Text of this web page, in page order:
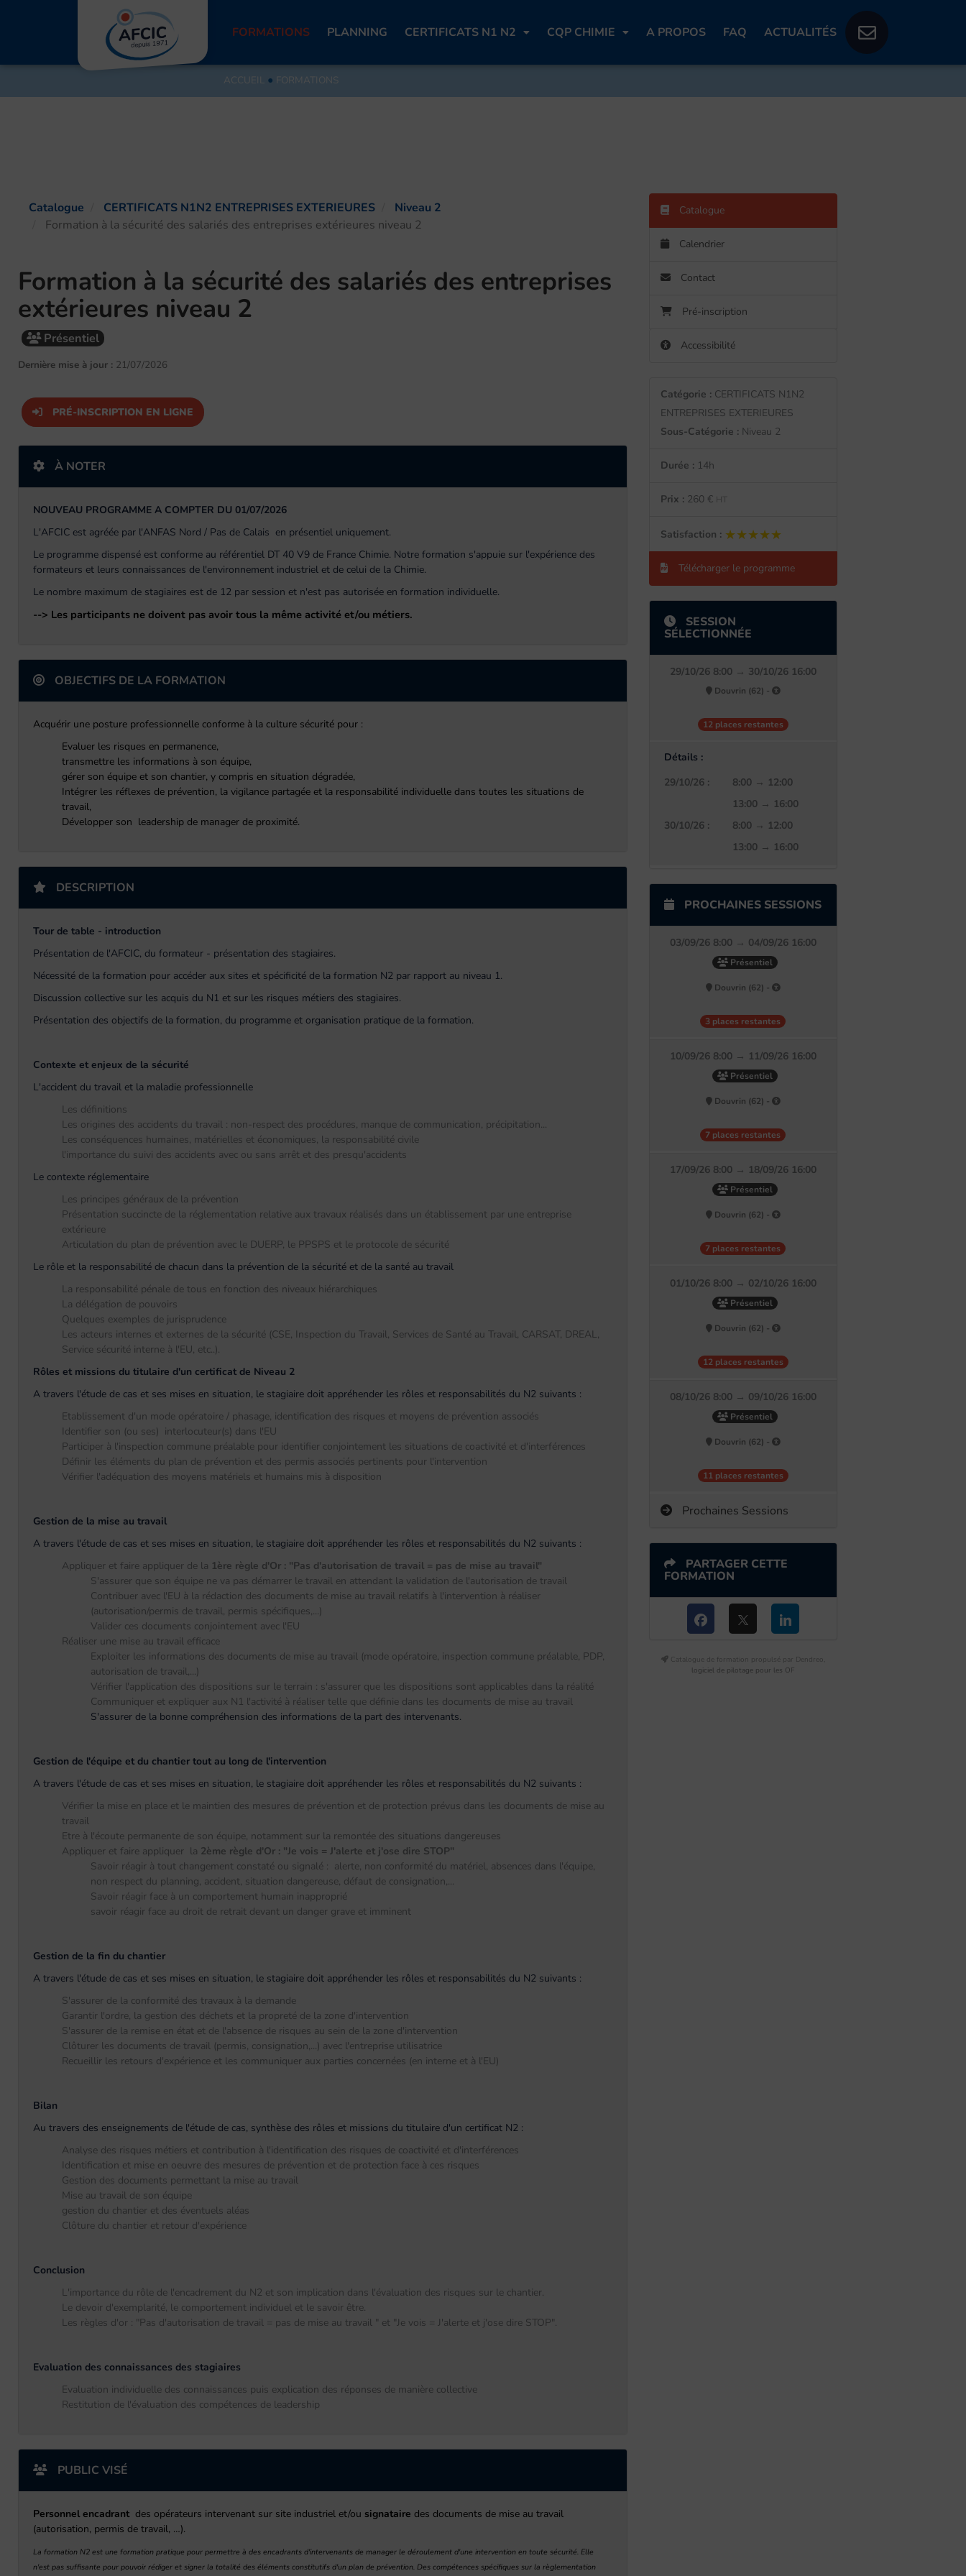
FORMATIONS PLANNING CERTIFICATS N1 N2 CQP CHIMIE A PROPOS FAQ ACTUALITÉS
ACCUEIL● FORMATIONS
Catalogue CERTIFICATS N1N2 ENTREPRISES EXTERIEURES
Niveau 2
Formation à la sécurité des salariés des entreprises extérieures niveau 2
Formation à la sécurité des salariés des entreprises
extérieures niveau 2
Présentiel
Dernière mise à jour : 21/07/2026
PRÉ-INSCRIPTION EN LIGNE
À NOTER
NOUVEAU PROGRAMME A COMPTER DU 01/07/2026
L'AFCIC est agréée par l'ANFAS Nord / Pas de Calais en présentiel uniquement.
Le programme dispensé est conforme au référentiel DT 40 V9 de France Chimie. Notre formation s'appuie sur l'expérience des
formateurs et leurs connaissances de l'environnement industriel et de celui de la Chimie.
Le nombre maximum de stagiaires est de 12 par session et n'est pas autorisée en formation individuelle.
--> Les participants ne doivent pas avoir tous la même activité et/ou métiers.
OBJECTIFS DE LA FORMATION
Acquérir une posture professionnelle conforme à la culture sécurité pour :
Evaluer les risques en permanence,
transmettre les informations à son équipe,
gérer son équipe et son chantier, y compris en situation dégradée,
Intégrer les réflexes de prévention, la vigilance partagée et la responsabilité individuelle dans toutes les situations de
travail,
Développer son leadership de manager de proximité.
DESCRIPTION
Tour de table - introduction
Présentation de l'AFCIC, du formateur - présentation des stagiaires.
Nécessité de la formation pour accéder aux sites et spécificité de la formation N2 par rapport au niveau 1.
Discussion collective sur les acquis du N1 et sur les risques métiers des stagiaires.
Présentation des objectifs de la formation, du programme et organisation pratique de la formation.
Contexte et enjeux de la sécurité
L'accident du travail et la maladie professionnelle
Les définitions
Les origines des accidents du travail : non-respect des procédures, manque de communication, précipitation...
Les conséquences humaines, matérielles et économiques, la responsabilité civile
l'importance du suivi des accidents avec ou sans arrêt et des presqu'accidents
Le contexte réglementaire
Les principes généraux de la prévention
Présentation succincte de la réglementation relative aux travaux réalisés dans un établissement par une entreprise
extérieure
Articulation du plan de prévention avec le DUERP, le PPSPS et le protocole de sécurité
Le rôle et la responsabilité de chacun dans la prévention de la sécurité et de la santé au travail
La responsabilité pénale de tous en fonction des niveaux hiérarchiques
La délégation de pouvoirs
Quelques exemples de jurisprudence
Les acteurs internes et externes de la sécurité (CSE, Inspection du Travail, Services de Santé au Travail, CARSAT, DREAL,
Service sécurité interne à l'EU, etc..).
Rôles et missions du titulaire d'un certificat de Niveau 2
A travers l'étude de cas et ses mises en situation, le stagiaire doit appréhender les rôles et responsabilités du N2 suivants :
Etablissement d'un mode opératoire / phasage, identification des risques et moyens de prévention associés
Identifier son (ou ses) interlocuteur(s) dans l'EU
Participer à l'inspection commune préalable pour identifier conjointement les situations de coactivité et d'interférences
Définir les éléments du plan de prévention et des permis associés pertinents pour l'intervention
Vérifier l'adéquation des moyens matériels et humains mis à disposition
Gestion de la mise au travail
A travers l'étude de cas et ses mises en situation, le stagiaire doit appréhender les rôles et responsabilités du N2 suivants :
Appliquer et faire appliquer de la 1ère règle d'Or : "Pas d'autorisation de travail = pas de mise au travail"
S'assurer que son équipe ne va pas démarrer le travail en attendant la validation de l'autorisation de travail
Contribuer avec l'EU à la rédaction des documents de mise au travail relatifs à l'intervention à réaliser
(autorisation/permis de travail, permis spécifiques,...)
Valider ces documents conjointement avec l'EU
Réaliser une mise au travail efficace
Exploiter les informations des documents de mise au travail (mode opératoire, inspection commune préalable, PDP,
autorisation de travail,...)
Vérifier l'application des dispositions sur le terrain : s'assurer que les dispositions sont applicables dans la réalité
Communiquer et expliquer aux N1 l'activité à réaliser telle que définie dans les documents de mise au travail
S'assurer de la bonne compréhension des informations de la part des intervenants.
Gestion de l'équipe et du chantier tout au long de l'intervention
A travers l'étude de cas et ses mises en situation, le stagiaire doit appréhender les rôles et responsabilités du N2 suivants :
Vérifier la mise en place et le maintien des mesures de prévention et de protection prévus dans les documents de mise au
travail
Etre à l'écoute permanente de son équipe, notamment sur la remontée des situations dangereuses
Appliquer et faire appliquer la 2ème règle d'Or : "Je vois = J'alerte et j'ose dire STOP"
Savoir réagir à tout changement constaté ou signalé : alerte, non conformité du matériel, absences dans l'équipe,
non respect du planning, accident, situation dangereuse, défaut de consignation,...
Savoir réagir face à un comportement humain inapproprié
savoir réagir face au droit de retrait devant un danger grave et imminent
Gestion de la fin du chantier
A travers l'étude de cas et ses mises en situation, le stagiaire doit appréhender les rôles et responsabilités du N2 suivants :
S'assurer de la conformité des travaux à la demande
Garantir l'ordre, la gestion des déchets et la propreté de la zone d'intervention
S'assurer de la remise en état et de l'absence de risques au sein de la zone d'intervention
Clôturer les documents de travail (permis, consignation,...) avec l'entreprise utilisatrice
Recueillir les retours d'expérience et les communiquer aux parties concernées (en interne et à l'EU)
Bilan
Au travers des enseignements de l'étude de cas, synthèse des rôles et missions du titulaire d'un certificat N2 :
Analyse des risques métiers et contribution à l'identification des risques de coactivité et d'interférences
Identification et mise en oeuvre des mesures de prévention et de protection face à ces risques
Gestion des documents permettant la mise au travail
Mise au travail de son équipe
gestion du chantier et des éventuels aléas
Clôture du chantier et retour d'expérience
Conclusion
L'importance du rôle de l'encadrement du N2 et son implication dans l'évaluation des risques sur le chantier.
Le devoir d'exemplarité, le comportement individuel et le savoir être.
Les règles d'or : "Pas d'autorisation de travail = pas de mise au travail " et "Je vois = J'alerte et j'ose dire STOP".
Evaluation des connaissances des stagiaires
Evaluation individuelle des connaissances puis explication des réponses de manière collective
Restitution de l'évaluation des compétences de leadership
PUBLIC VISÉ
Personnel encadrant des opérateurs intervenant sur site industriel et/ou signataire des documents de mise au travail
(autorisation, permis de travail, …).
La formation N2 est une formation pratique pour permettre à des encadrants d'intervenants de manager le déroulement d'une intervention en toute sécurité. Elle
n'est pas suffisante pour pouvoir rédiger et signer la totalité des éléments constitutifs d'un plan de prévention. Des compétences spécifiques sur la règlementation
Catalogue
Calendrier
Contact
Pré-inscription
Accessibilité
Catégorie : CERTIFICATS N1N2
ENTREPRISES EXTERIEURES
Sous-Catégorie : Niveau 2
Durée :14h
Prix : 260 € HT
Satisfaction : ★★★★★
★★★★★
Télécharger le programme
SESSION
SÉLECTIONNÉE
29/10/26 8:00 → 30/10/26 16:00
Douvrin (62) -
12 places restantes
Détails :
29/10/26 :
8:00 → 12:00
13:00 → 16:00
30/10/26 :
8:00 → 12:00
13:00 → 16:00
PROCHAINES SESSIONS
03/09/26 8:00 → 04/09/26 16:00
Présentiel
Douvrin (62) -
3 places restantes
10/09/26 8:00 → 11/09/26 16:00
Présentiel
Douvrin (62) -
7 places restantes
17/09/26 8:00 → 18/09/26 16:00
Présentiel
Douvrin (62) -
7 places restantes
01/10/26 8:00 → 02/10/26 16:00
Présentiel
Douvrin (62) -
12 places restantes
08/10/26 8:00 → 09/10/26 16:00
Présentiel
Douvrin (62) -
11 places restantes
Prochaines Sessions
PARTAGER CETTE
FORMATION
Catalogue de formation propulsé par Dendreo,
logiciel de pilotage pour les OF